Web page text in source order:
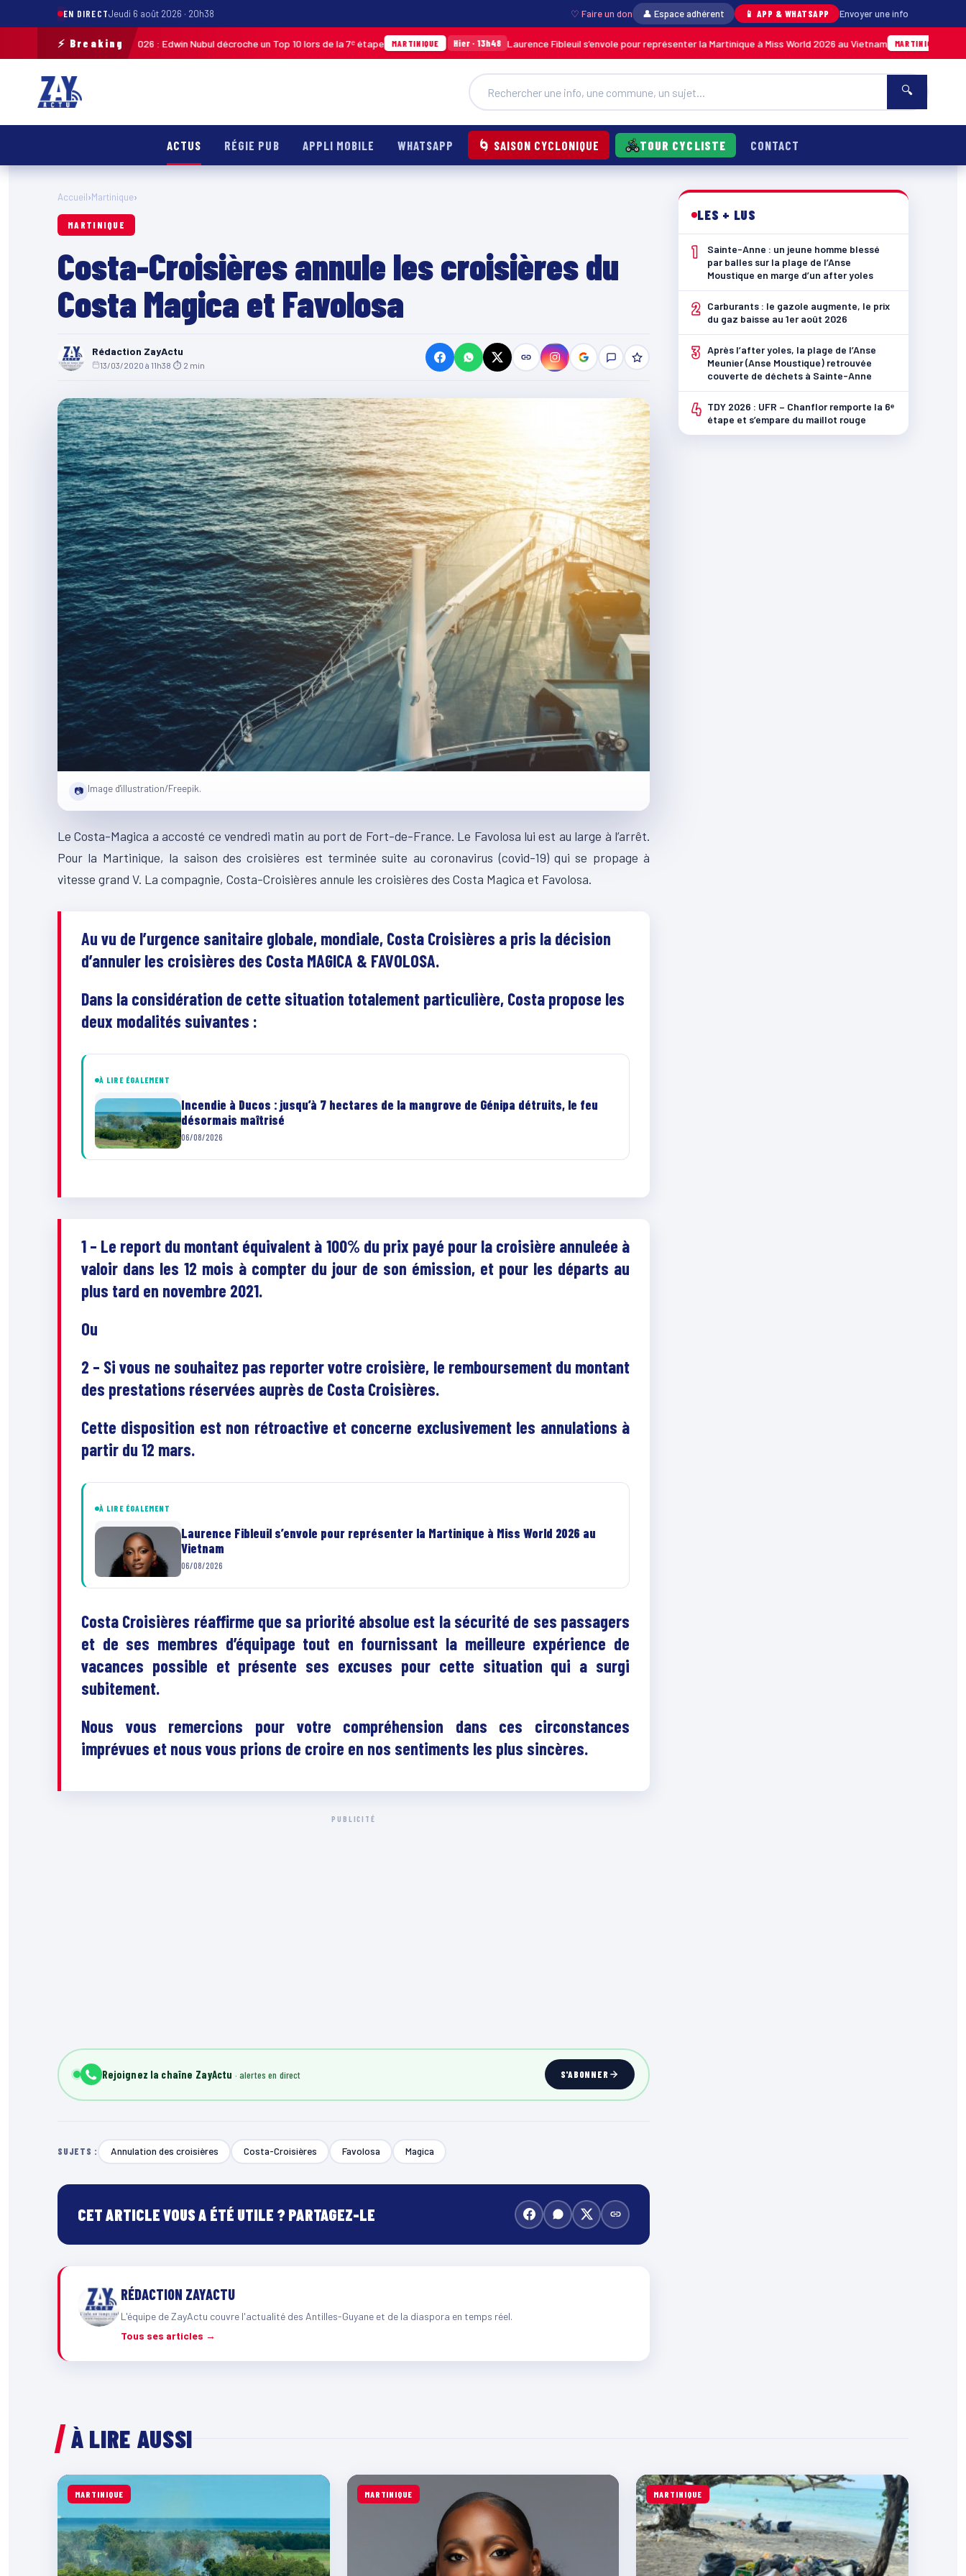
EN DIRECTJeudi 6 août 2026 · 20h38 ♡ Faire un don 👤 Espace adhérent 📱 APP & WHATSAPP Envoyer une info
⚡ Breaking
de Guadeloupe 2026 : Edwin Nubul décroche un Top 10 lors de la 7ᵉ étape MARTINIQUE Hier · 13h48 Laurence Fibleuil s’envole pour représenter la Martinique à Miss World 2026 au Vietnam MARTINIQUE 05/08 · 14h14
🔍
ACTUS RÉGIE PUB APPLI MOBILE WHATSAPP 🌀 SAISON CYCLONIQUE TOUR CYCLISTE CONTACT
Accueil›Martinique›
MARTINIQUE
Costa-Croisières annule les croisières du
Costa Magica et Favolosa
Rédaction ZayActu
13/03/2020 à 11h38 ⏱ 2 min
📷 Image d'illustration/Freepik.
Le Costa-Magica a accosté ce vendredi matin au port de Fort-de-France. Le Favolosa lui est au large à l’arrêt.
Pour la Martinique, la saison des croisières est terminée suite au coronavirus (covid-19) qui se propage à
vitesse grand V. La compagnie, Costa-Croisières annule les croisières des Costa Magica et Favolosa.
Au vu de l’urgence sanitaire globale, mondiale, Costa Croisières a pris la décision
d’annuler les croisières des Costa MAGICA & FAVOLOSA.
Dans la considération de cette situation totalement particulière, Costa propose les
deux modalités suivantes :
À LIRE ÉGALEMENT
Incendie à Ducos : jusqu’à 7 hectares de la mangrove de Génipa détruits, le feu
désormais maîtrisé
06/08/2026
1 – Le report du montant équivalent à 100% du prix payé pour la croisière annuleée à
valoir dans les 12 mois à compter du jour de son émission, et pour les départs au
plus tard en novembre 2021.
Ou
2 – Si vous ne souhaitez pas reporter votre croisière, le remboursement du montant
des prestations réservées auprès de Costa Croisières.
Cette disposition est non rétroactive et concerne exclusivement les annulations à
partir du 12 mars.
À LIRE ÉGALEMENT
Laurence Fibleuil s’envole pour représenter la Martinique à Miss World 2026 au
Vietnam
06/08/2026
Costa Croisières réaffirme que sa priorité absolue est la sécurité de ses passagers
et de ses membres d’équipage tout en fournissant la meilleure expérience de
vacances possible et présente ses excuses pour cette situation qui a surgi
subitement.
Nous vous remercions pour votre compréhension dans ces circonstances
imprévues et nous vous prions de croire en nos sentiments les plus sincères.
PUBLICITÉ
Rejoignez la chaîne ZayActu S'ABONNER
SUJETS : Annulation des croisières Costa-Croisières Favolosa Magica
CET ARTICLE VOUS A ÉTÉ UTILE ? PARTAGEZ-LE
RÉDACTION ZAYACTU
L'équipe de ZayActu couvre l'actualité des Antilles-Guyane et de la diaspora en temps réel.
Tous ses articles →
LES + LUS
1
Sainte-Anne : un jeune homme blessé
par balles sur la plage de l’Anse
Moustique en marge d’un after yoles
2
Carburants : le gazole augmente, le prix
du gaz baisse au 1er août 2026
3 Après l’after yoles, la plage de l’Anse
Meunier (Anse Moustique) retrouvée
couverte de déchets à Sainte-Anne
4 TDY 2026 : UFR – Chanflor remporte la 6ᵉ
étape et s’empare du maillot rouge
À LIRE AUSSI
MARTINIQUE MARTINIQUE MARTINIQUE